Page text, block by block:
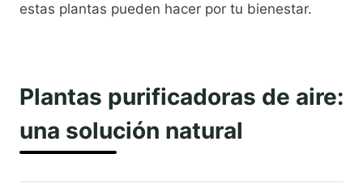
estas plantas pueden hacer por tu bienestar.
Plantas purificadoras de aire:
una solución natural